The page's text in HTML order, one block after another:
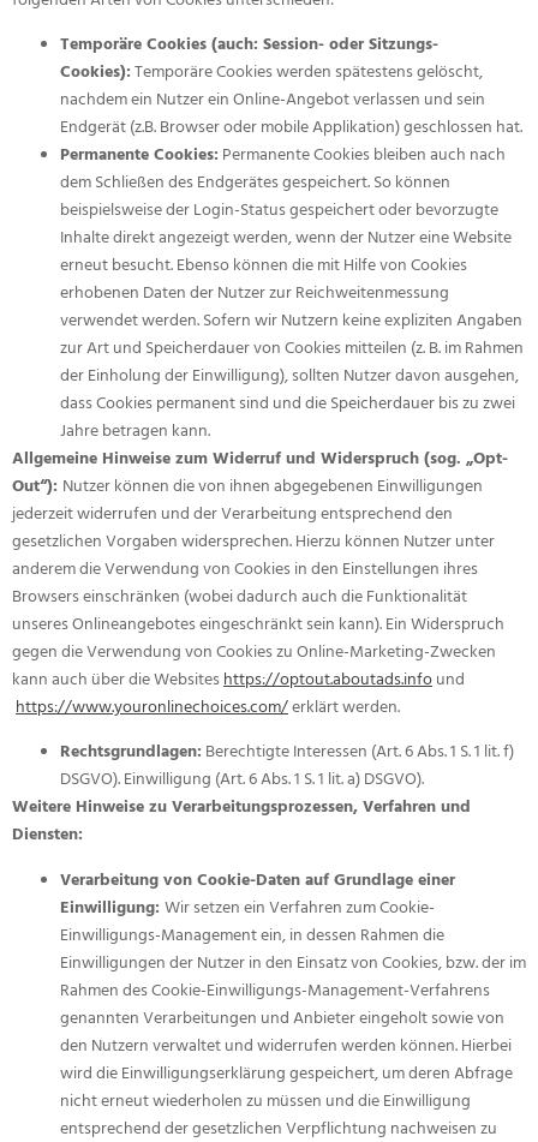
Temporäre Cookies (auch: Session- oder Sitzungs-
Cookies): Temporäre Cookies werden spätestens gelöscht,
nachdem ein Nutzer ein Online-Angebot verlassen und sein
Endgerät (z.B. Browser oder mobile Applikation) geschlossen hat.
Permanente Cookies: Permanente Cookies bleiben auch nach
dem Schließen des Endgerätes gespeichert. So können
beispielsweise der Login-Status gespeichert oder bevorzugte
Inhalte direkt angezeigt werden, wenn der Nutzer eine Website
erneut besucht. Ebenso können die mit Hilfe von Cookies
erhobenen Daten der Nutzer zur Reichweitenmessung
verwendet werden. Sofern wir Nutzern keine expliziten Angaben
zur Art und Speicherdauer von Cookies mitteilen (z. B. im Rahmen
der Einholung der Einwilligung), sollten Nutzer davon ausgehen,
dass Cookies permanent sind und die Speicherdauer bis zu zwei
Jahre betragen kann.
Allgemeine Hinweise zum Widerruf und Widerspruch (sog. „Opt-
Out“): Nutzer können die von ihnen abgegebenen Einwilligungen
jederzeit widerrufen und der Verarbeitung entsprechend den
gesetzlichen Vorgaben widersprechen. Hierzu können Nutzer unter
anderem die Verwendung von Cookies in den Einstellungen ihres
Browsers einschränken (wobei dadurch auch die Funktionalität
unseres Onlineangebotes eingeschränkt sein kann). Ein Widerspruch
gegen die Verwendung von Cookies zu Online-Marketing-Zwecken
kann auch über die Websites https://optout.aboutads.info und
https://www.youronlinechoices.com/erklärt werden.
Rechtsgrundlagen: Berechtigte Interessen (Art. 6 Abs. 1 S. 1 lit. f)
DSGVO). Einwilligung (Art. 6 Abs. 1 S. 1 lit. a) DSGVO).
Weitere Hinweise zu Verarbeitungsprozessen, Verfahren und
Diensten:
Verarbeitung von Cookie-Daten auf Grundlage einer
Einwilligung: Wir setzen ein Verfahren zum Cookie-
Einwilligungs-Management ein, in dessen Rahmen die
Einwilligungen der Nutzer in den Einsatz von Cookies, bzw. der im
Rahmen des Cookie-Einwilligungs-Management-Verfahrens
genannten Verarbeitungen und Anbieter eingeholt sowie von
den Nutzern verwaltet und widerrufen werden können. Hierbei
wird die Einwilligungserklärung gespeichert, um deren Abfrage
nicht erneut wiederholen zu müssen und die Einwilligung
entsprechend der gesetzlichen Verpflichtung nachweisen zu